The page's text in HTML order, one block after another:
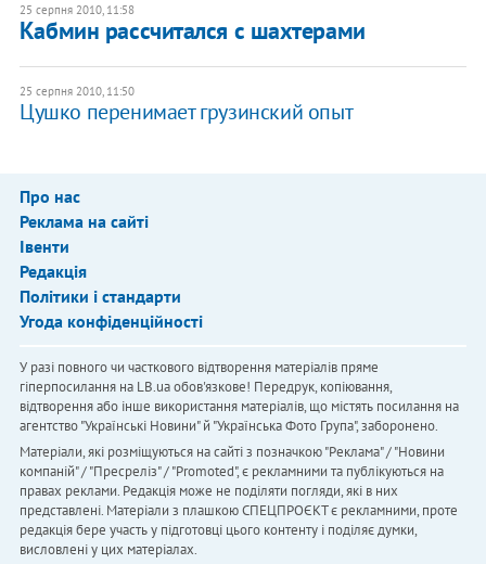
25 серпня 2010, 11:58
Кабмин рассчитался с шахтерами
25 серпня 2010, 11:50
Цушко перенимает грузинский опыт
Про нас
Реклама на сайті
Івенти
Редакція
Політики і стандарти
Угода конфіденційності
У разі повного чи часткового відтворення матеріалів пряме
гіперпосилання на LB.ua обов'язкове! Передрук, копіювання,
відтворення або інше використання матеріалів, що містять посилання на
агентство "Українськi Новини" й "Українська Фото Група", заборонено.
Матеріали, які розміщуються на сайті з позначкою "Реклама" / "Новини
компаній" / "Пресреліз" / "Promoted", є рекламними та публікуються на
правах реклами. Редакція може не поділяти погляди, які в них
представлені. Матеріали з плашкою СПЕЦПРОЄКТ є рекламними, проте
редакція бере участь у підготовці цього контенту і поділяє думки,
висловлені у цих матеріалах.